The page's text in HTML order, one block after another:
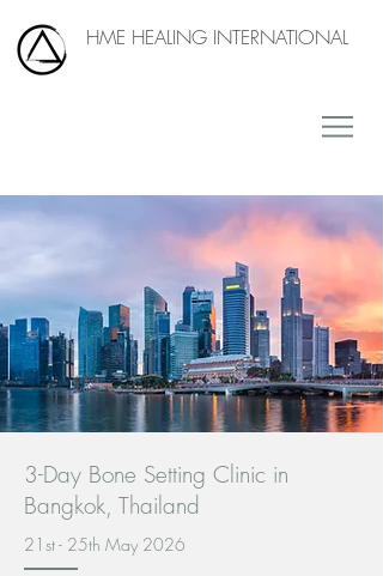
HME HEALING INTERNATIONAL
3-Day Bone Setting Clinic in
Bangkok, Thailand
21st - 25th May 2026